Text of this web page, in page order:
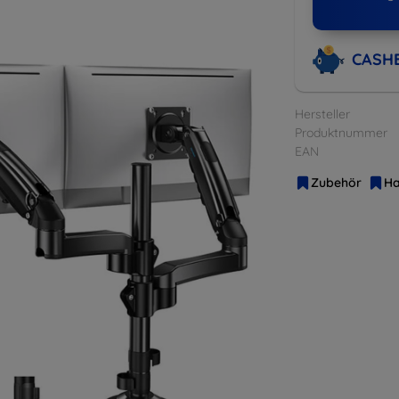
Hersteller
Produktnummer
EAN
Zubehör